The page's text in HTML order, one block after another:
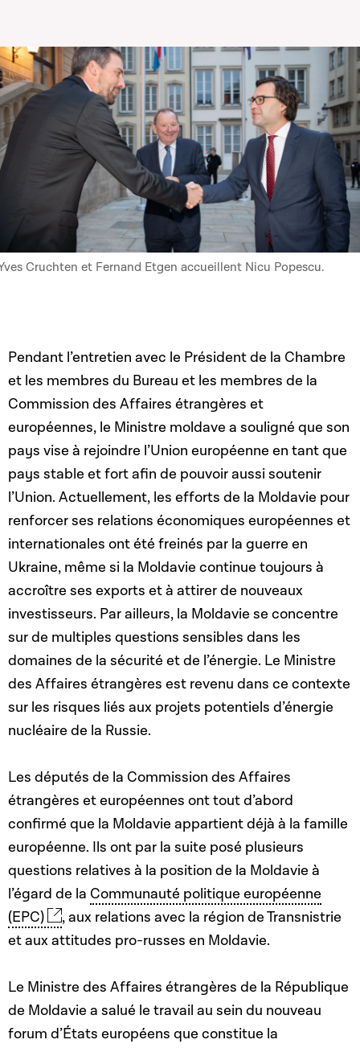
Cruchten et Fernand Etgen accueillent Nicu Popescu.
Pendant l’entretien avec le Président de la Chambre
et les membres du Bureau et les membres de la
Commission des Affaires étrangères et
européennes, le Ministre moldave a souligné que son
pays vise à rejoindre l’Union européenne en tant que
pays stable et fort afin de pouvoir aussi soutenir
l’Union. Actuellement, les efforts de la Moldavie pour
renforcer ses relations économiques européennes et
internationales ont été freinés par la guerre en
Ukraine, même si la Moldavie continue toujours à
accroître ses exports et à attirer de nouveaux
investisseurs. Par ailleurs, la Moldavie se concentre
sur de multiples questions sensibles dans les
domaines de la sécurité et de l’énergie. Le Ministre
des Affaires étrangères est revenu dans ce contexte
sur les risques liés aux projets potentiels d’énergie
nucléaire de la Russie.
Les députés de la Commission des Affaires
étrangères et européennes ont tout d’abord
confirmé que la Moldavie appartient déjà à la famille
européenne. Ils ont par la suite posé plusieurs
questions relatives à la position de la Moldavie à
l’égard de la Communauté politique européenne
(EPC)
, aux relations avec la région de Transnistrie
et aux attitudes pro-russes en Moldavie.
Le Ministre des Affaires étrangères de la République
de Moldavie a salué le travail au sein du nouveau
forum d’États européens que constitue la